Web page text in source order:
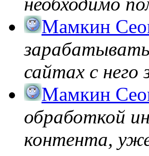
Мамкин
сайтах с него
Мамкин
обработкой
контента,